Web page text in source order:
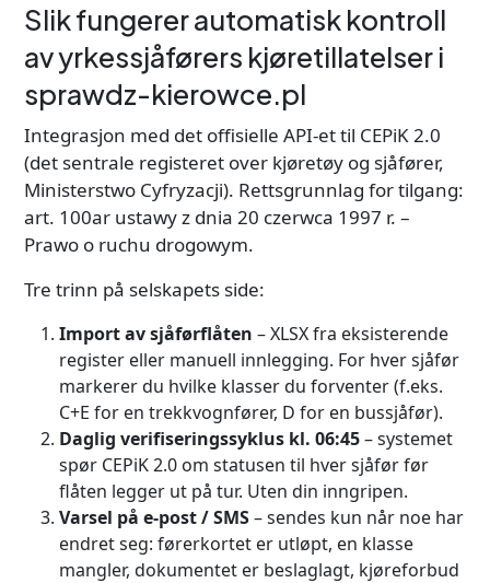
Slik fungerer automatisk kontroll
av yrkessjåførers kjøretillatelser i
sprawdz-kierowce.pl
Integrasjon med det offisielle API-et til CEPiK 2.0
(det sentrale registeret over kjøretøy og sjåfører,
Ministerstwo Cyfryzacji). Rettsgrunnlag for tilgang:
art. 100ar ustawy z dnia 20 czerwca 1997 r. –
Prawo o ruchu drogowym.
Tre trinn på selskapets side:
Import av sjåførflåten – XLSX fra eksisterende
register eller manuell innlegging. For hver sjåfør
markerer du hvilke klasser du forventer (f.eks.
C+E for en trekkvognfører, D for en bussjåfør).
Daglig verifiseringssyklus kl. 06:45– systemet
spør CEPiK 2.0 om statusen til hver sjåfør før
flåten legger ut på tur. Uten din inngripen.
Varsel på e-post / SMS– sendes kun når noe har
endret seg: førerkortet er utløpt, en klasse
mangler, dokumentet er beslaglagt, kjøreforbud